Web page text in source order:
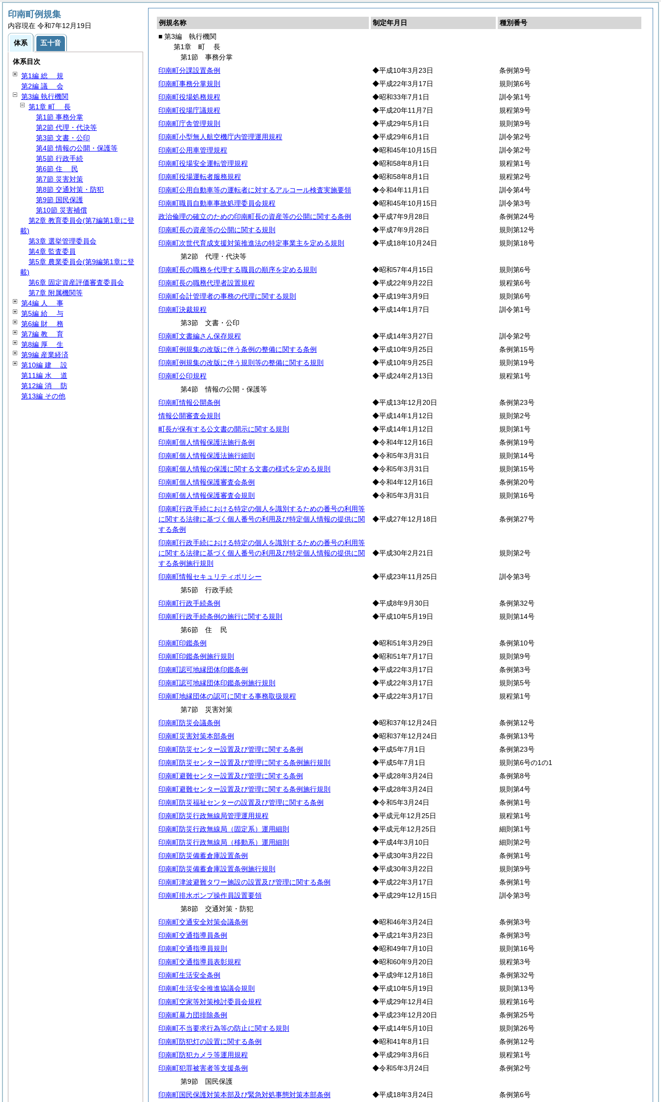
例規名称 制定年月日
種別番号
■ 第3編 執行機関
第1章 町長
第1節 事務分掌
印南町分課設置条例
◆平成10年3月23日
条例第9号
印南町事務分掌規則
◆平成22年3月17日
規則第6号
印南町役場処務規程
◆昭和33年7月1日
訓令第1号
印南町役場庁議規程
◆平成20年11月7日
規程第9号
印南町庁舎管理規則
◆平成29年5月1日
規則第9号
印南町小型無人航空機庁内管理運用規程
◆平成29年6月1日
訓令第2号
印南町公用車管理規程
◆昭和45年10月15日
訓令第2号
印南町役場安全運転管理規程
◆昭和58年8月1日
規程第1号
印南町役場運転者服務規程
◆昭和58年8月1日
規程第2号
印南町公用自動車等の運転者に対するアルコール検査実施要領
◆令和4年11月1日
訓令第4号
印南町職員自動車事故処理委員会規程
◆昭和45年10月15日
訓令第3号
政治倫理の確立のための印南町長の資産等の公開に関する条例
◆平成7年9月28日
条例第24号
印南町長の資産等の公開に関する規則
◆平成7年9月28日
規則第12号
印南町次世代育成支援対策推進法の特定事業主を定める規則
◆平成18年10月24日
規則第18号
第2節 代理・代決等
印南町長の職務を代理する職員の順序を定める規則
◆昭和57年4月15日
規則第6号
印南町長の職務代理者設置規程
◆平成22年9月22日
規程第6号
印南町会計管理者の事務の代理に関する規則
◆平成19年3月9日
規則第6号
印南町決裁規程
◆平成14年1月7日
訓令第1号
第3節 文書・公印
印南町文書編さん保存規程
◆平成14年3月27日
訓令第2号
印南町例規集の改版に伴う条例の整備に関する条例
◆平成10年9月25日
条例第15号
印南町例規集の改版に伴う規則等の整備に関する規則
◆平成10年9月25日
規則第19号
印南町公印規程
◆平成24年2月13日
規程第1号
第4節 情報の公開・保護等
印南町情報公開条例
◆平成13年12月20日
条例第23号
情報公開審査会規則
◆平成14年1月12日
規則第2号
町長が保有する公文書の開示に関する規則
◆平成14年1月12日
規則第1号
印南町個人情報保護法施行条例
◆令和4年12月16日
条例第19号
印南町個人情報保護法施行細則
◆令和5年3月31日
規則第14号
印南町個人情報の保護に関する文書の様式を定める規則
◆令和5年3月31日
規則第15号
印南町個人情報保護審査会条例
◆令和4年12月16日
条例第20号
印南町個人情報保護審査会規則
◆令和5年3月31日
規則第16号
印南町行政手続における特定の個人を識別するための番号の利用等
に関する法律に基づく個人番号の利用及び特定個人情報の提供に関
する条例
◆平成27年12月18日 条例第27号
印南町行政手続における特定の個人を識別するための番号の利用等
に関する法律に基づく個人番号の利用及び特定個人情報の提供に関
する条例施行規則
◆平成30年2月21日 規則第2号
印南町情報セキュリティポリシー ◆平成23年11月25日
訓令第3号
第5節 行政手続
印南町行政手続条例
◆平成8年9月30日
条例第32号
印南町行政手続条例の施行に関する規則
◆平成10年5月19日
規則第14号
第6節 住
民
印南町印鑑条例
◆昭和51年3月29日
条例第10号
印南町印鑑条例施行規則
◆昭和51年7月17日
規則第9号
印南町認可地縁団体印鑑条例
◆平成22年3月17日
条例第3号
印南町認可地縁団体印鑑条例施行規則
◆平成22年3月17日
規則第5号
印南町地縁団体の認可に関する事務取扱規程
◆平成22年3月17日
規程第1号
第7節 災害対策
印南町防災会議条例
◆昭和37年12月24日
条例第12号
印南町災害対策本部条例
◆昭和37年12月24日
条例第13号
印南町防災センター設置及び管理に関する条例
◆平成5年7月1日
条例第23号
印南町防災センター設置及び管理に関する条例施行規則
◆平成5年7月1日
規則第6号の1の1
印南町避難センター設置及び管理に関する条例
◆平成28年3月24日
条例第8号
印南町避難センター設置及び管理に関する条例施行規則
◆平成28年3月24日
規則第4号
印南町防災福祉センターの設置及び管理に関する条例
◆令和5年3月24日
条例第1号
印南町防災行政無線局管理運用規程
◆平成元年12月25日
規程第1号
印南町防災行政無線局（固定系）運用細則
◆平成元年12月25日
細則第1号
印南町防災行政無線局（移動系）運用細則
◆平成4年3月10日
細則第2号
印南町防災備蓄倉庫設置条例
◆平成30年3月22日
条例第1号
印南町防災備蓄倉庫設置条例施行規則
◆平成30年3月22日
規則第9号
印南町津波避難タワー施設の設置及び管理に関する条例
◆平成22年3月17日
条例第1号
印南町排水ポンプ操作員設置要領
◆平成29年12月15日
訓令第3号
第8節 交通対策・防犯
印南町交通安全対策会議条例
◆昭和46年3月24日
条例第3号
印南町交通指導員条例
◆平成21年3月23日
条例第3号
印南町交通指導員規則
◆昭和49年7月10日
規則第16号
印南町交通指導員表彰規程
◆昭和60年9月20日
規程第3号
印南町生活安全条例
◆平成9年12月18日
条例第32号
印南町生活安全推進協議会規則
◆平成10年5月19日
規則第13号
印南町空家等対策検討委員会規程
◆平成29年12月4日
規程第16号
印南町暴力団排除条例
◆平成23年12月20日
条例第25号
印南町不当要求行為等の防止に関する規則
◆平成14年5月10日
規則第26号
印南町防犯灯の設置に関する条例
◆昭和41年8月1日
条例第12号
印南町防犯カメラ等運用規程
◆平成29年3月6日
規程第1号
印南町犯罪被害者等支援条例
◆令和5年3月24日
条例第2号
第9節 国民保護
印南町国民保護対策本部及び緊急対処事態対策本部条例
◆平成18年3月24日 条例第6号
印南町例規集
内容現在 令和7年12月19日
体系 五十音
体系目次
第1編 総 規
第2編 議 会
第3編 執行機関
第1章 町 長
第1節 事務分掌
第2節 代理・代決等
第3節 文書・公印
第4節 情報の公開・保護等
第5節 行政手続
第6節 住
民
第7節 災害対策
第8節 交通対策・防犯
第9節 国民保護
第10節 災害補償
第2章 教育委員会(第7編第1章に登
載)
第3章 選挙管理委員会
第4章 監査委員
第5章 農業委員会(第9編第1章に登
載)
第6章 固定資産評価審査委員会
第7章 附属機関等
第4編 人 事
第5編 給 与
第6編 財 務
第7編 教 育
第8編 厚 生
第9編 産業経済
第10編 建 設
第11編 水 道
第12編 消 防
第13編 その他